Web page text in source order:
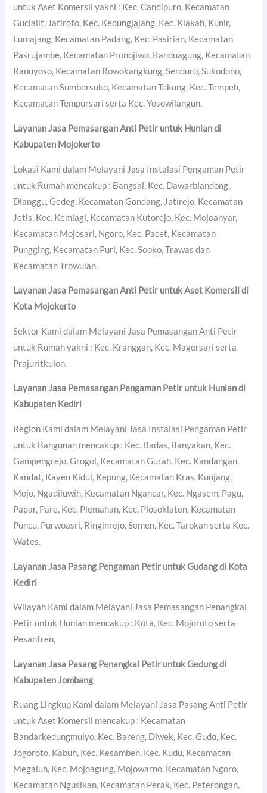
untuk Aset Komersil yakni : Kec. Candipuro, Kecamatan
Gucialit, Jatiroto, Kec. Kedungjajang, Kec. Klakah, Kunir,
Lumajang, Kecamatan Padang, Kec. Pasirian, Kecamatan
Pasrujambe, Kecamatan Pronojiwo, Randuagung, Kecamatan
Ranuyoso, Kecamatan Rowokangkung, Senduro, Sukodono,
Kecamatan Sumbersuko, Kecamatan Tekung, Kec. Tempeh,
Kecamatan Tempursari serta Kec. Yosowilangun.
Layanan Jasa Pemasangan Anti Petir untuk Hunian di
Kabupaten Mojokerto
Lokasi Kami dalam Melayani Jasa Instalasi Pengaman Petir
untuk Rumah mencakup : Bangsal, Kec. Dawarblandong,
Dlanggu, Gedeg, Kecamatan Gondang, Jatirejo, Kecamatan
Jetis, Kec. Kemlagi, Kecamatan Kutorejo, Kec. Mojoanyar,
Kecamatan Mojosari, Ngoro, Kec. Pacet, Kecamatan
Pungging, Kecamatan Puri, Kec. Sooko, Trawas dan
Kecamatan Trowulan.
Layanan Jasa Pemasangan Anti Petir untuk Aset Komersil di
Kota Mojokerto
Sektor Kami dalam Melayani Jasa Pemasangan Anti Petir
untuk Rumah yakni : Kec. Kranggan, Kec. Magersari serta
Prajuritkulon,
Layanan Jasa Pemasangan Pengaman Petir untuk Hunian di
Kabupaten Kediri
Region Kami dalam Melayani Jasa Instalasi Pengaman Petir
untuk Bangunan mencakup : Kec. Badas, Banyakan, Kec.
Gampengrejo, Grogol, Kecamatan Gurah, Kec. Kandangan,
Kandat, Kayen Kidul, Kepung, Kecamatan Kras, Kunjang,
Mojo, Ngadiluwih, Kecamatan Ngancar, Kec. Ngasem, Pagu,
Papar, Pare, Kec. Plemahan, Kec. Plosoklaten, Kecamatan
Puncu, Purwoasri, Ringinrejo, Semen, Kec. Tarokan serta Kec.
Wates.
Layanan Jasa Pasang Pengaman Petir untuk Gudang di Kota
Kediri
Wilayah Kami dalam Melayani Jasa Pemasangan Penangkal
Petir untuk Hunian mencakup : Kota, Kec. Mojoroto serta
Pesantren,
Layanan Jasa Pasang Penangkal Petir untuk Gedung di
Kabupaten Jombang
Ruang Lingkup Kami dalam Melayani Jasa Pasang Anti Petir
untuk Aset Komersil mencakup : Kecamatan
Bandarkedungmulyo, Kec. Bareng, Diwek, Kec. Gudo, Kec.
Jogoroto, Kabuh, Kec. Kesamben, Kec. Kudu, Kecamatan
Megaluh, Kec. Mojoagung, Mojowarno, Kecamatan Ngoro,
Kecamatan Ngusikan, Kecamatan Perak, Kec. Peterongan,